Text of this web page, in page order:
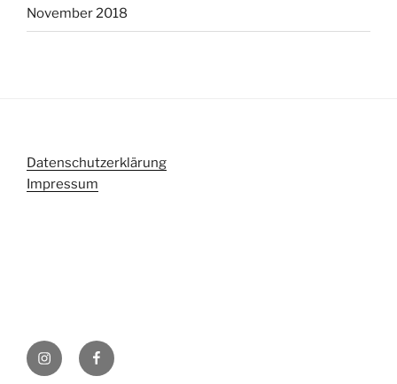
November 2018
Datenschutzerklärung
Impressum
InstagramFacebook